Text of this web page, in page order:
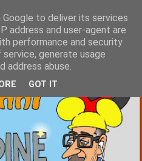
to deliver its services
address and user-agent are
performance and security
generate usage
address abuse.
GOT IT